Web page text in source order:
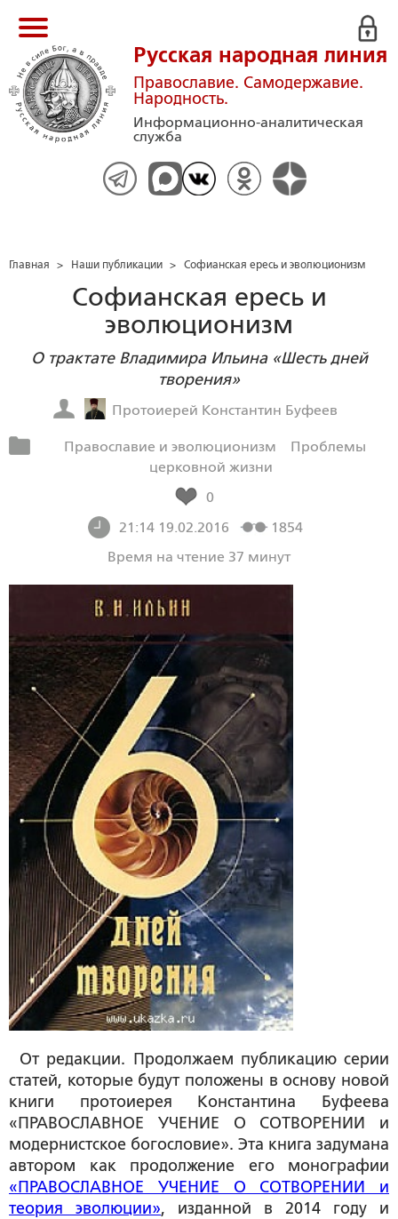
Русская народная линия
Православие. Самодержавие.
Народность.
Информационно-аналитическая
служба
Главная > Наши публикации > Софианская ересь и эволюционизм
Софианская ересь и
эволюционизм
О трактате Владимира Ильина «Шесть дней
творения»
Протоиерей Константин Буфеев
Православие и эволюционизм
Проблемы
церковной жизни
0
21:14 19.02.2016
1854
Время на чтение 37 минут
От редакции. Продолжаем публикацию серии
статей, которые будут положены в основу новой
книги протоиерея Константина Буфеева
«ПРАВОСЛАВНОЕ УЧЕНИЕ О СОТВОРЕНИИ и
модернистское богословие». Эта книга задумана
автором как продолжение его монографии
«ПРАВОСЛАВНОЕ УЧЕНИЕ О СОТВОРЕНИИ и
теория эволюции», изданной в 2014 году и